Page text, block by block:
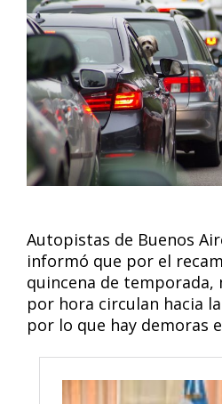
Autopistas de Buenos
informó que por el
quincena de temporada,
por hora circulan hacia
por lo que hay demoras